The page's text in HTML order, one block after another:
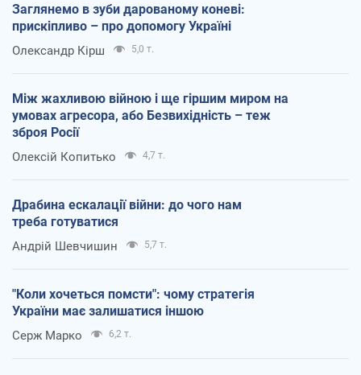
Заглянемо в зуби дарованому коневі:
прискіпливо – про допомогу Україні
Олександр Кірш 5,0 т.
Між жахливою війною і ще гіршим миром на
умовах агресора, або Безвихідність – теж
зброя Росії
Олексій Копитько 4,7 т.
Драбина ескалації війни: до чого нам
треба готуватися
Андрій Шевчишин 5,7 т.
"Коли хочеться помсти": чому стратегія
України має залишатися іншою
Серж Марко 6,2 т.